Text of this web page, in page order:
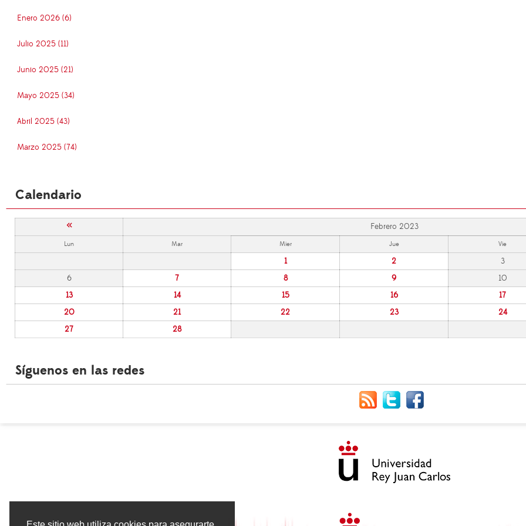
Enero 2026 (6)
Julio 2025 (11)
Junio 2025 (21)
Mayo 2025 (34)
Abril 2025 (43)
Marzo 2025 (74)
Calendario
« Febrero 2023
Lun Mar Mier Jue Vie
1 2 3
6
7 8 9 10
13
14 15 16 17
20
21 22 23 24
27
28
Síguenos en las redes